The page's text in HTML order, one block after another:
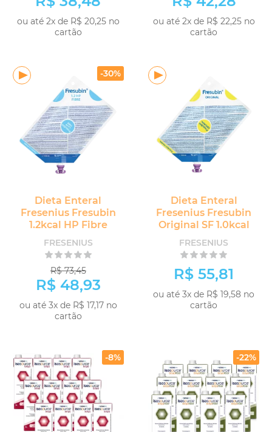
ou até 2x de R$ 20,25 no
cartão
ou até 2x de R$ 22,25 no
cartão
-30%
Dieta Enteral
Fresenius Fresubin
1.2kcal HP Fibre
FRESENIUS
R$ 73,45
R$ 48,93
ou até 3x de R$ 17,17 no
cartão
Dieta Enteral
Fresenius Fresubin
Original SF 1.0kcal
FRESENIUS
R$ 55,81
ou até 3x de R$ 19,58 no
cartão
-8% -22%